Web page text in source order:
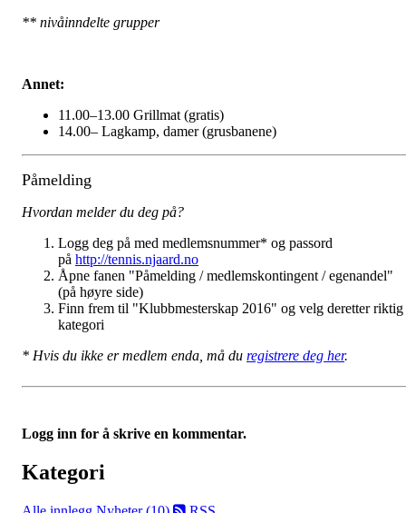
** nivåinndelte grupper
Annet:
11.00–13.00 Grillmat (gratis)
14.00– Lagkamp, damer (grusbanene)
Påmelding
Hvordan melder du deg på?
Logg deg på med medlemsnummer* og passord
på http://tennis.njaard.no
Åpne fanen "Påmelding / medlemskontingent / egenandel"
(på høyre side)
Finn frem til "Klubbmesterskap 2016" og velg deretter riktig
kategori
* Hvis du ikke er medlem enda, må du registrere deg her.
Logg inn for å skrive en kommentar.
Kategori